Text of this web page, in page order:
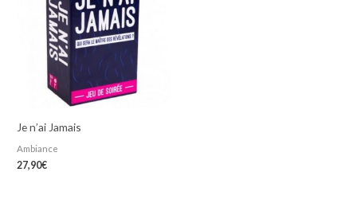
Je n’ai Jamais
Ambiance
27,90€